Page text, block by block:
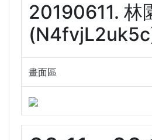
20190611. 林
畫面區